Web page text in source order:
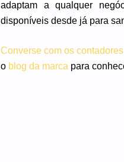
adaptam a qualquer
disponíveis desde já para
Converse com os
o blog da marca para